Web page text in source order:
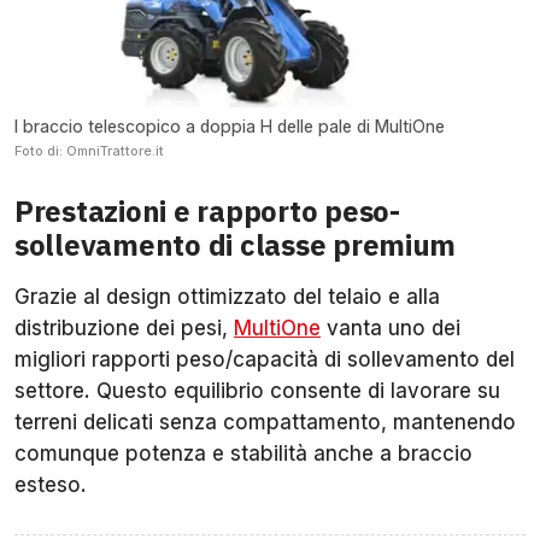
l braccio telescopico a doppia H delle pale di MultiOne
Foto di: OmniTrattore.it
Prestazioni e rapporto peso-
sollevamento di classe premium
Grazie al design ottimizzato del telaio e alla
distribuzione dei pesi, MultiOne vanta uno dei
migliori rapporti peso/capacità di sollevamento del
settore. Questo equilibrio consente di lavorare su
terreni delicati senza compattamento, mantenendo
comunque potenza e stabilità anche a braccio
esteso.